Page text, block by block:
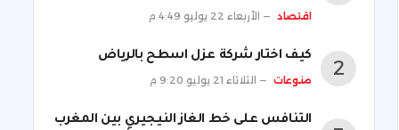
اقتصاد الأربعاء 22 يوليو 4:49 م
كيف اختار شركة عزل اسطح بالرياض
منوعات الثلاثاء 21 يوليو 9:20 م
التنافس على خط الغاز النيجيري بين المغرب